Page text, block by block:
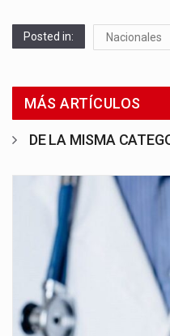
Posted in: Nacionales
MÁS ARTÍCULOS
DE LA MISMA